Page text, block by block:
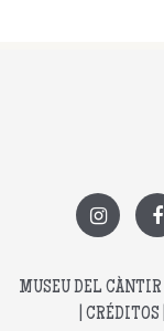
MUSEU DEL CÀNTIR
CRÉDITOS